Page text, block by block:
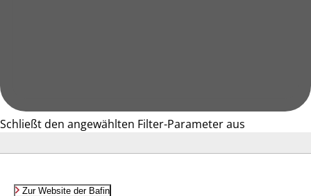
Schließt den angewählten Filter-Parameter aus
Zur Website der Bafin